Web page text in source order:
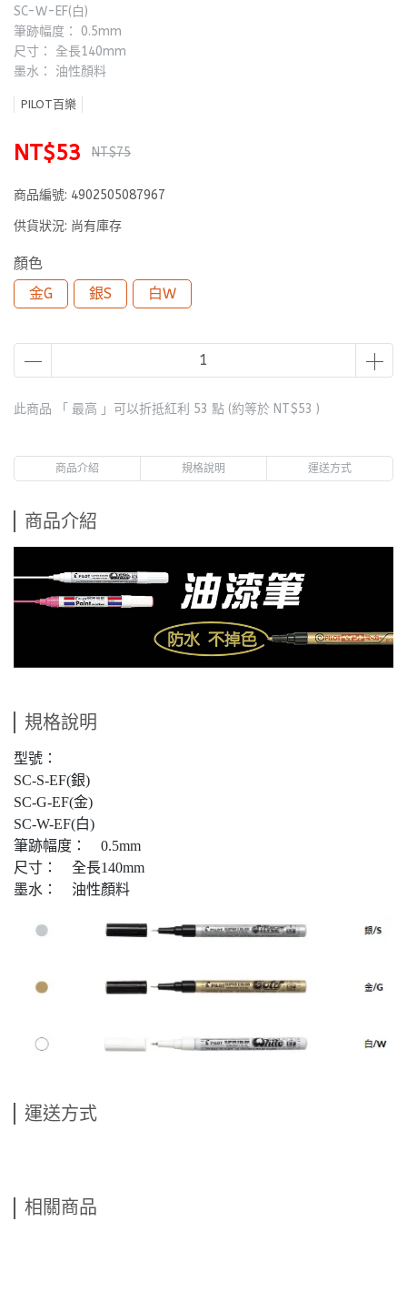
SC-W-EF(白)
筆跡幅度： 0.5mm
尺寸： 全長140mm
墨水： 油性顏料
PILOT百樂
NT$53 NT$75
商品編號: 4902505087967
供貨狀況: 尚有庫存
顏色
金G
銀S 白W
此商品 「 最高 」可以折抵紅利 53 點 (約等於 NT$53 )
商品介紹 規格說明 運送方式
商品介紹
規格說明
型號：
SC-S-EF(銀)
SC-G-EF(金)
SC-W-EF(白)
筆跡幅度： 0.5mm
尺寸： 全長140mm
墨水： 油性顏料
運送方式
相關商品